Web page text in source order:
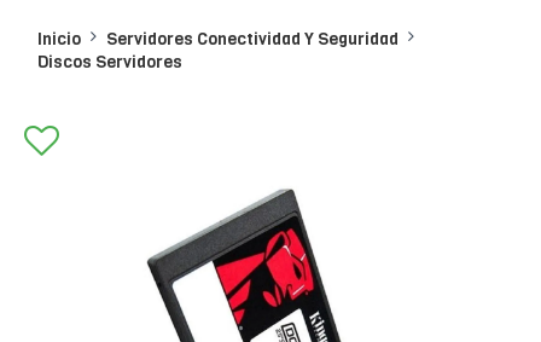
Inicio
Servidores Conectividad Y Seguridad
Discos Servidores